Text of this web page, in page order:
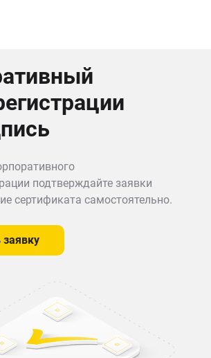
подтверждайте заявки
сертификата самостоятельно.
заявку